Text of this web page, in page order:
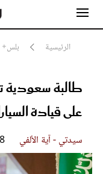
الرئيسية بلس+
طالبة سعودية
على قيادة
سيدتي - آية الألفي 28
مشاهير
جمال
سيدتي وطفلك
لايف ستايل
بلس+